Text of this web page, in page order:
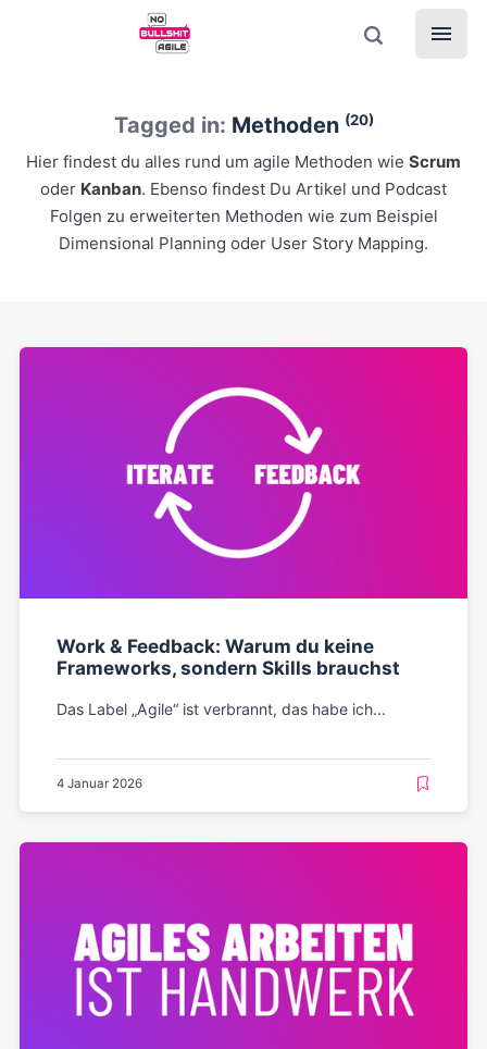
Tagged in: Methoden (20)
Hier findest du alles rund um agile Methoden wie Scrum
oder Kanban. Ebenso findest Du Artikel und Podcast
Folgen zu erweiterten Methoden wie zum Beispiel
Dimensional Planning oder User Story Mapping.
Work & Feedback: Warum du keine
Frameworks, sondern Skills brauchst
Das Label „Agile“ ist verbrannt, das habe ich...
4 Januar 2026